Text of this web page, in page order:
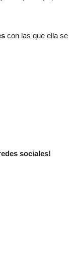
con las que ella se
sociales!